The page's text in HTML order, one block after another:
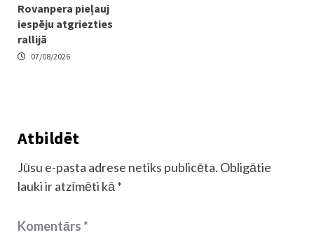
Rovanpera pieļauj
iespēju atgriezties
rallijā
07/08/2026
Atbildēt
Jūsu e-pasta adrese netiks publicēta. Obligātie
lauki ir atzīmēti kā *
Komentārs*